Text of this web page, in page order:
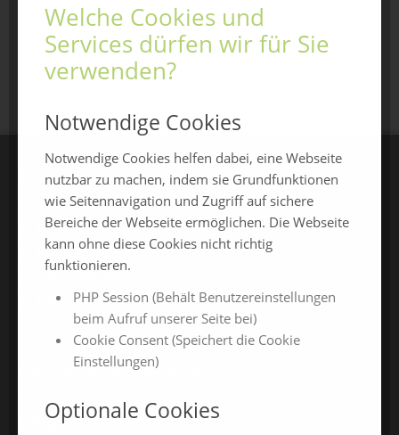
zurück zur Übersicht
CHAMLAND MESSEN
ChamlandSchau
ChamLandleben
ChamlandBau
ChamlandCareer
ONLINE-JAHRESMESSEN
ChamlandSchau24
Welche Cookies und
Services dürfen wir für Sie
verwenden?
Notwendige Cookies
Notwendige Cookies helfen dabei, eine Webseite
nutzbar zu machen, indem sie Grundfunktionen
wie Seitennavigation und Zugriff auf sichere
Bereiche der Webseite ermöglichen. Die Webseite
kann ohne diese Cookies nicht richtig
funktionieren.
PHP Session (Behält Benutzereinstellungen
beim Aufruf unserer Seite bei)
Cookie Consent (Speichert die Cookie
Einstellungen)
Optionale Cookies